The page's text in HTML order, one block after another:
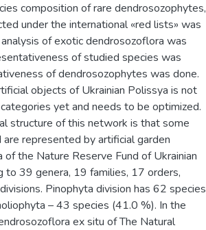
composition of rare dendrosozophytes,
under the international «red lists» was
of exotic dendrosozoflora was
of studied species was
of dendrosozophytes was done.
objects of Ukrainian Polissya is not
yet and needs to be optimized.
structure of this network is that some
represented by artificial garden
the Nature Reserve Fund of Ukrainian
to 39 genera, 19 families, 17 orders,
Pinophyta division has 62 species
– 43 species (41.0 %). In the
ex situ of The Natural